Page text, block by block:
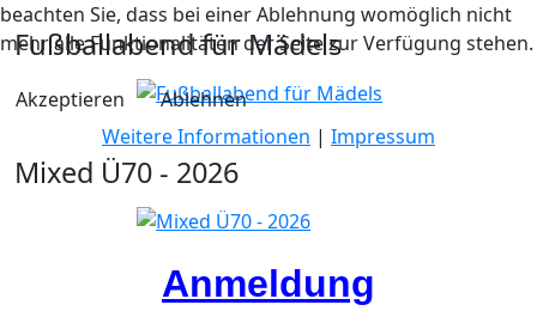
Fußballabend für Mädels
Mixed Ü70 - 2026
Anmeldung
beachten Sie, dass bei einer Ablehnung womöglich nicht
mehr alle Funktionalitäten der Seite zur Verfügung stehen.
Akzeptieren
Ablehnen
Weitere Informationen | Impressum